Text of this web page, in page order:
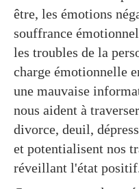
être, les émotions
souffrance
les troubles de la
charge émotionnelle
une mauvaise
nous aident à
divorce, deuil,
et potentialisent nos
réveillant l'état